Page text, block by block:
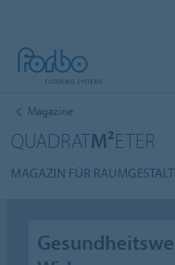
Magazine
QUADRATM²ETER
MAGAZIN FÜR